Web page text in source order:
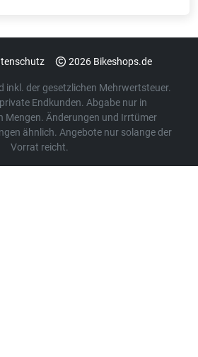
2026 Bikeshops.de
inkl. der gesetzlichen Mehrwertsteuer.
Endkunden. Abgabe nur in
Mengen. Änderungen und Irrtümer
ähnlich. Angebote nur solange der
Vorrat reicht.